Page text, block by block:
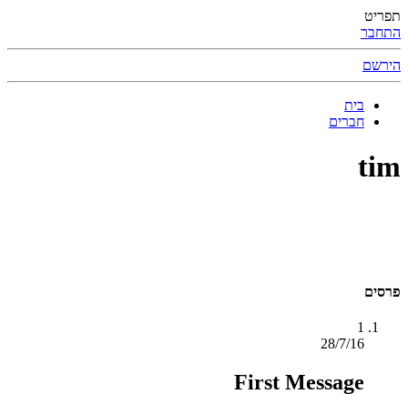
תפריט
התחבר
הירשם
בית
חברים
tim
פרסים
1
28/7/16
First Message